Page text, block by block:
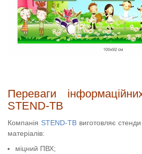
Переваги
STEND-TB
Компанія STEND-TB виготовляє
матеріалів:
міцний ПВХ;